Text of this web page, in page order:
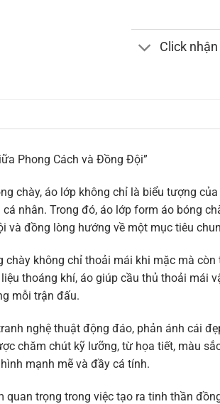
Click
Phong Cách và Đồng Đội”
chày, áo lớp không chỉ là biểu tượng
nhân. Trong đó, áo lớp form áo bóng
và đồng lòng hướng về một mục tiêu
không chỉ thoải mái khi mặc mà còn
thoáng khí, áo giúp cầu thủ thoải mái
mỗi trận đấu.
nghệ thuật động đáo, phản ánh cái
chăm chút kỹ lưỡng, từ họa tiết, màu
mạnh mẽ và đầy cá tính.
quan trọng trong việc tạo ra tinh thần